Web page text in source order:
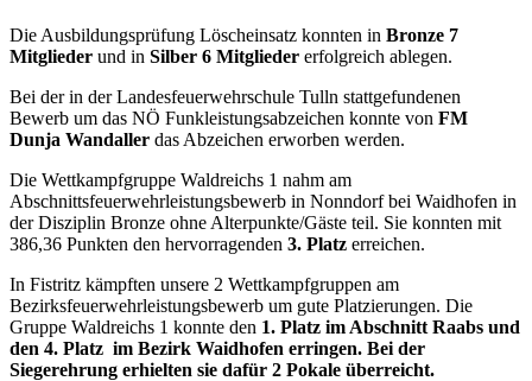
Die Ausbildungsprüfung Löscheinsatz konnten in Bronze 7
Mitglieder und in Silber 6 Mitglieder erfolgreich ablegen.
Bei der in der Landesfeuerwehrschule Tulln stattgefundenen
Bewerb um das NÖ Funkleistungsabzeichen konnte von FM
Dunja Wandaller das Abzeichen erworben werden.
Die Wettkampfgruppe Waldreichs 1 nahm am
Abschnittsfeuerwehrleistungsbewerb in Nonndorf bei Waidhofen in
der Disziplin Bronze ohne Alterpunkte/Gäste teil. Sie konnten mit
386,36 Punkten den hervorragenden 3. Platz erreichen.
In Fistritz kämpften unsere 2 Wettkampfgruppen am
Bezirksfeuerwehrleistungsbewerb um gute Platzierungen. Die
Gruppe Waldreichs 1 konnte den 1. Platz im Abschnitt Raabs und
den 4. Platz im Bezirk Waidhofen erringen. Bei der
Siegerehrung erhielten sie dafür 2 Pokale überreicht.